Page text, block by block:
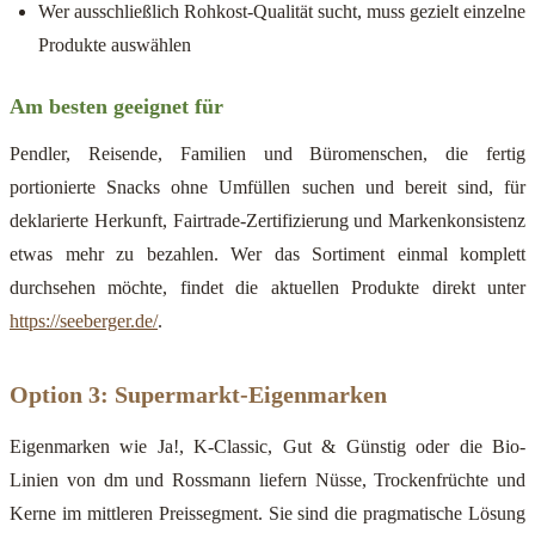
Wer ausschließlich Rohkost-Qualität sucht, muss gezielt einzelne
Produkte auswählen
Am besten geeignet für
Pendler, Reisende, Familien und Büromenschen, die fertig
portionierte Snacks ohne Umfüllen suchen und bereit sind, für
deklarierte Herkunft, Fairtrade-Zertifizierung und Markenkonsistenz
etwas mehr zu bezahlen. Wer das Sortiment einmal komplett
durchsehen möchte, findet die aktuellen Produkte direkt unter
https://seeberger.de/.
Option 3: Supermarkt-Eigenmarken
Eigenmarken wie Ja!, K-Classic, Gut & Günstig oder die Bio-
Linien von dm und Rossmann liefern Nüsse, Trockenfrüchte und
Kerne im mittleren Preissegment. Sie sind die pragmatische Lösung